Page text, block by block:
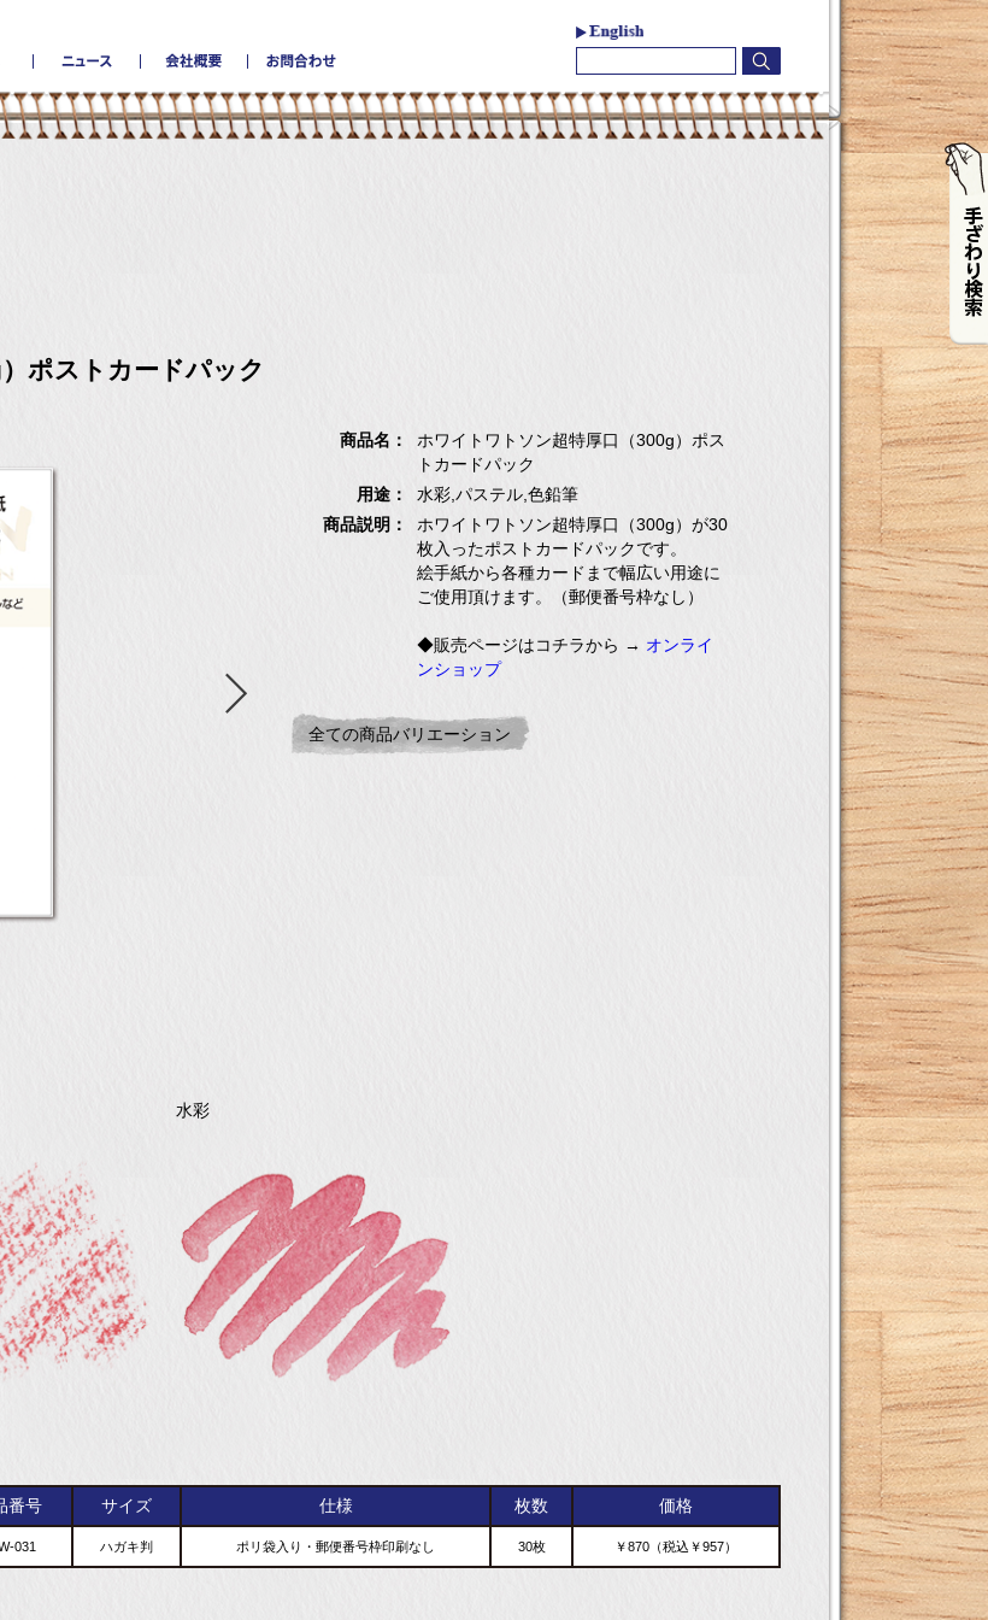
商品カタログ
紙ラボ ニュース 会社概要
ポストカードパック
商品名：
ホワイトワトソン超特厚口（300g）ポス
トカードパック
用途：
水彩,パステル,色鉛筆
商品説明：
ホワイトワトソン超特厚口（300g）が30
枚入ったポストカードパックです。
絵手紙から各種カードまで幅広い用途に
ご使用頂けます。（郵便番号枠なし）
◆販売ページはコチラから → オンライ
ンショップ
全ての商品バリエーション
水彩
番号 サイズ 仕様 枚数 価格
031 ハガキ判 ポリ袋入り・郵便番号枠印刷なし 30枚 ￥870（税込￥957）